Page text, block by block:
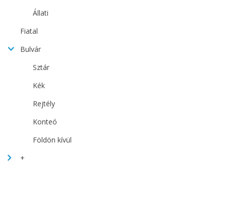
Állati
Fiatal
Bulvár
Sztár
Kék
Rejtély
Konteó
Földön kívül
+